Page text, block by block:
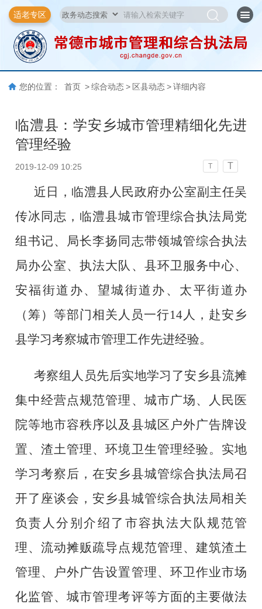
适老专区
您的位置： 首页 > 综合动态 > 区县动态 > 详细内容
临澧县：学安乡城市管理精细化先进
管理经验
2019-12-09 10:25 T T
近日，临澧县人民政府办公室副主任吴
传冰同志，临澧县城市管理综合执法局党
组书记、局长李扬同志带领城管综合执法
局办公室、执法大队、县环卫服务中心、
安福街道办、望城街道办、太平街道办
（筹）等部门相关人员一行14人，赴安乡
县学习考察城市管理工作先进经验。
考察组人员先后实地学习了安乡县流摊
集中经营点规范管理、城市广场、人民医
院等地市容秩序以及县城区户外广告牌设
置、渣土管理、环境卫生管理经验。实地
学习考察后，在安乡县城管综合执法局召
开了座谈会，安乡县城管综合执法局相关
负责人分别介绍了 市容执法大队规范管
理、流动摊贩疏导点规范管理、建筑渣土
管理、户外广告设置管理、环卫作业市场
化监管、城市管理考评等方面的主要做法